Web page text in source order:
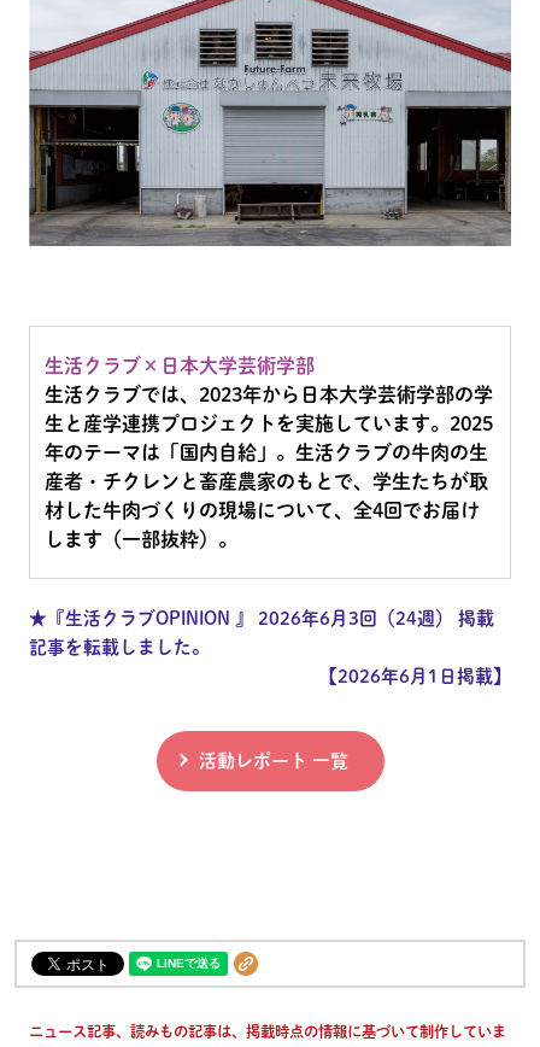
生活クラブ×日本大学芸術学部
生活クラブでは、2023年から日本大学芸術学部の学
生と産学連携プロジェクトを実施しています。2025
年のテーマは「国内自給」。生活クラブの牛肉の生
産者・チクレンと畜産農家のもとで、学生たちが取
材した牛肉づくりの現場について、全4回でお届け
します（一部抜粋）。
★『生活クラブOPINION 』 2026年6月3回（24週） 掲載
記事を転載しました。
【2026年6月1日掲載】
活動レポート 一覧
ニュース記事、読みもの記事は、掲載時点の情報に基づいて制作していま